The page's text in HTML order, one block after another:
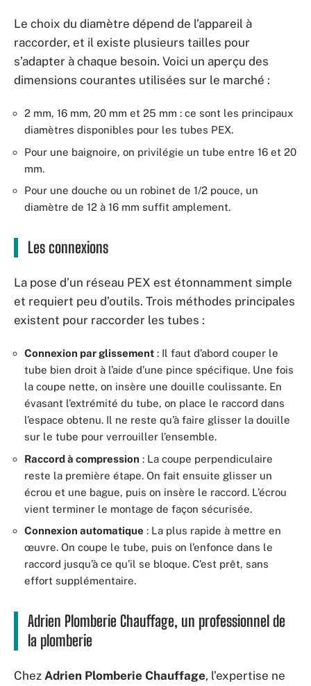
Le choix du diamètre dépend de l’appareil à
raccorder, et il existe plusieurs tailles pour
s’adapter à chaque besoin. Voici un aperçu des
dimensions courantes utilisées sur le marché :
2 mm, 16 mm, 20 mm et 25 mm : ce sont les principaux
diamètres disponibles pour les tubes PEX.
Pour une baignoire, on privilégie un tube entre 16 et 20
mm.
Pour une douche ou un robinet de 1/2 pouce, un
diamètre de 12 à 16 mm suffit amplement.
Les connexions
La pose d’un réseau PEX est étonnamment simple
et requiert peu d’outils. Trois méthodes principales
existent pour raccorder les tubes :
Connexion par glissement : Il faut d’abord couper le
tube bien droit à l’aide d’une pince spécifique. Une fois
la coupe nette, on insère une douille coulissante. En
évasant l’extrémité du tube, on place le raccord dans
l’espace obtenu. Il ne reste qu’à faire glisser la douille
sur le tube pour verrouiller l’ensemble.
Raccord à compression : La coupe perpendiculaire
reste la première étape. On fait ensuite glisser un
écrou et une bague, puis on insère le raccord. L’écrou
vient terminer le montage de façon sécurisée.
Connexion automatique : La plus rapide à mettre en
œuvre. On coupe le tube, puis on l’enfonce dans le
raccord jusqu’à ce qu’il se bloque. C’est prêt, sans
effort supplémentaire.
Adrien Plomberie Chauffage, un professionnel de
la plomberie
Chez Adrien Plomberie Chauffage, l’expertise ne